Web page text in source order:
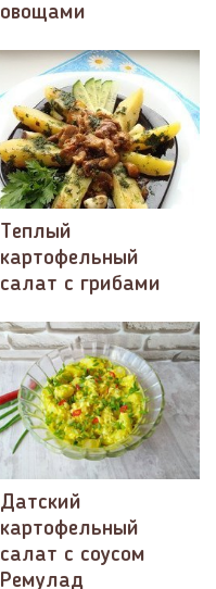
овощами
Теплый
картофельный
салат с грибами
Датский
картофельный
салат с соусом
Ремулад